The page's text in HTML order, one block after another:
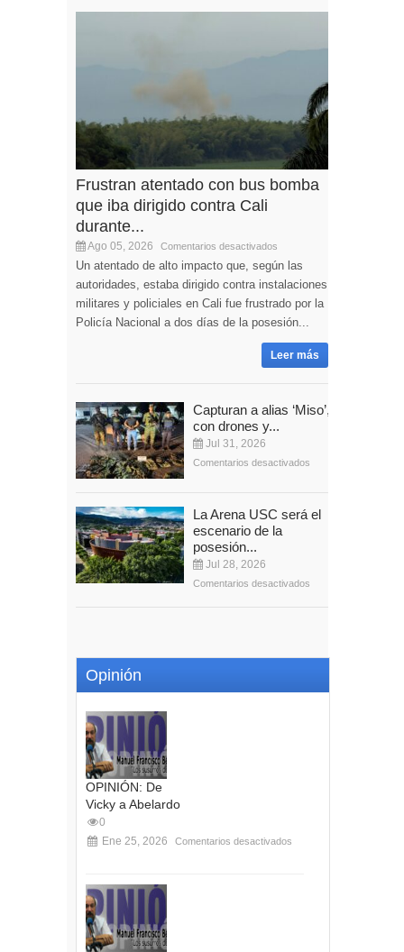
Frustran atentado con bus bomba
que iba dirigido contra Cali
durante...
Ago 05, 2026 Comentarios desactivados
Un atentado de alto impacto que, según las
autoridades, estaba dirigido contra instalaciones
militares y policiales en Cali fue frustrado por la
Policía Nacional a dos días de la posesión...
Leer más
Capturan a alias ‘Miso’,
con drones y...
Jul 31, 2026
Comentarios desactivados
La Arena USC será el
escenario de la
posesión...
Jul 28, 2026
Comentarios desactivados
Opinión
OPINIÓN: De
Vicky a Abelardo
0
Ene 25, 2026
Comentarios desactivados